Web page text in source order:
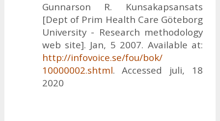
Gun­nar­son R. Kun­sa­kapsan­sats
[Dept of Prim He­alth Care Gö­te­borg
Uni­ver­si­ty - Re­se­arch met­ho­do­lo­gy
web site]. Jan, 5 2007. Avai­lab­le at:
http://​in­fo­vo­ice.se/​fou/​bok/​
10000002.shtml. Ac­ces­sed juli, 18
2020